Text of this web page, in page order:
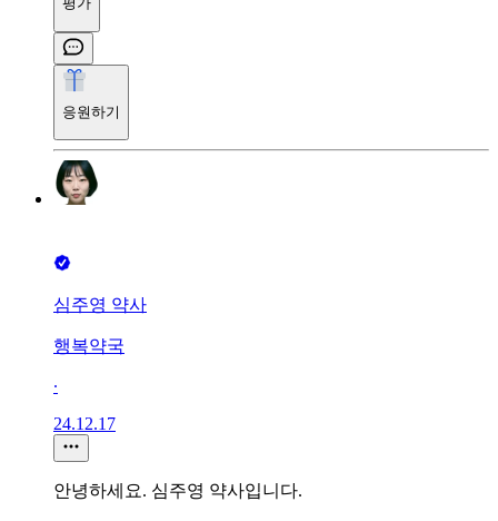
응원하기
심주영 약사
행복약국
∙
24.12.17
안녕하세요. 심주영 약사입니다.